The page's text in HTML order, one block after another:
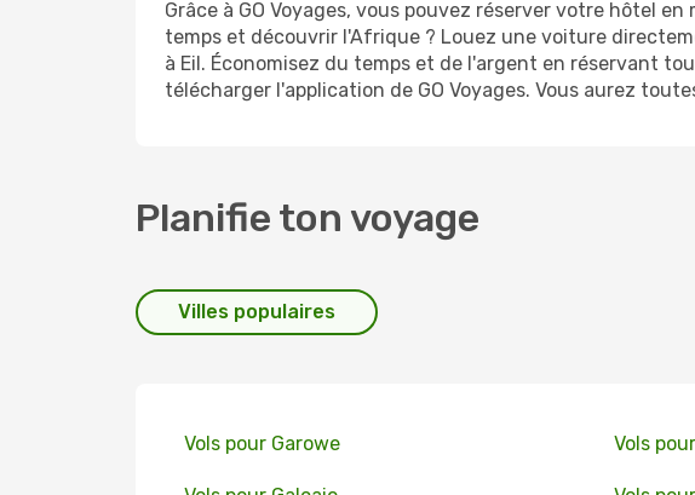
Grâce à GO Voyages, vous pouvez réserver votre hôtel
temps et découvrir l'Afrique ? Louez une voiture
à Eil. Économisez du temps et de l'argent en réservant
télécharger l'application de GO Voyages. Vous aurez
Planifie ton voyage
Villes populaires
Vols pour Garowe Vols